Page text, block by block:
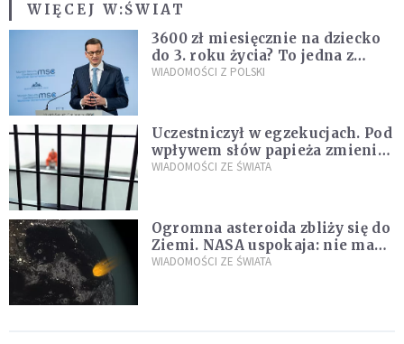
WIĘCEJ W:ŚWIAT
3600 zł miesięcznie na dziecko
do 3. roku życia? To jedna z
propozycji programu "Rozwój
WIADOMOŚCI Z POLSKI
Uczestniczył w egzekucjach. Pod
wpływem słów papieża zmienił
zdanie
WIADOMOŚCI ZE ŚWIATA
Ogromna asteroida zbliży się do
Ziemi. NASA uspokaja: nie ma
zagrożenia
WIADOMOŚCI ZE ŚWIATA